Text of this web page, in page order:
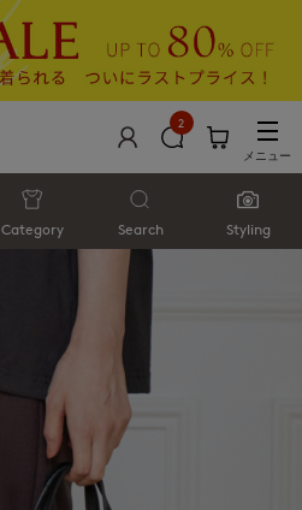
2
メニュー
Category Search Styling